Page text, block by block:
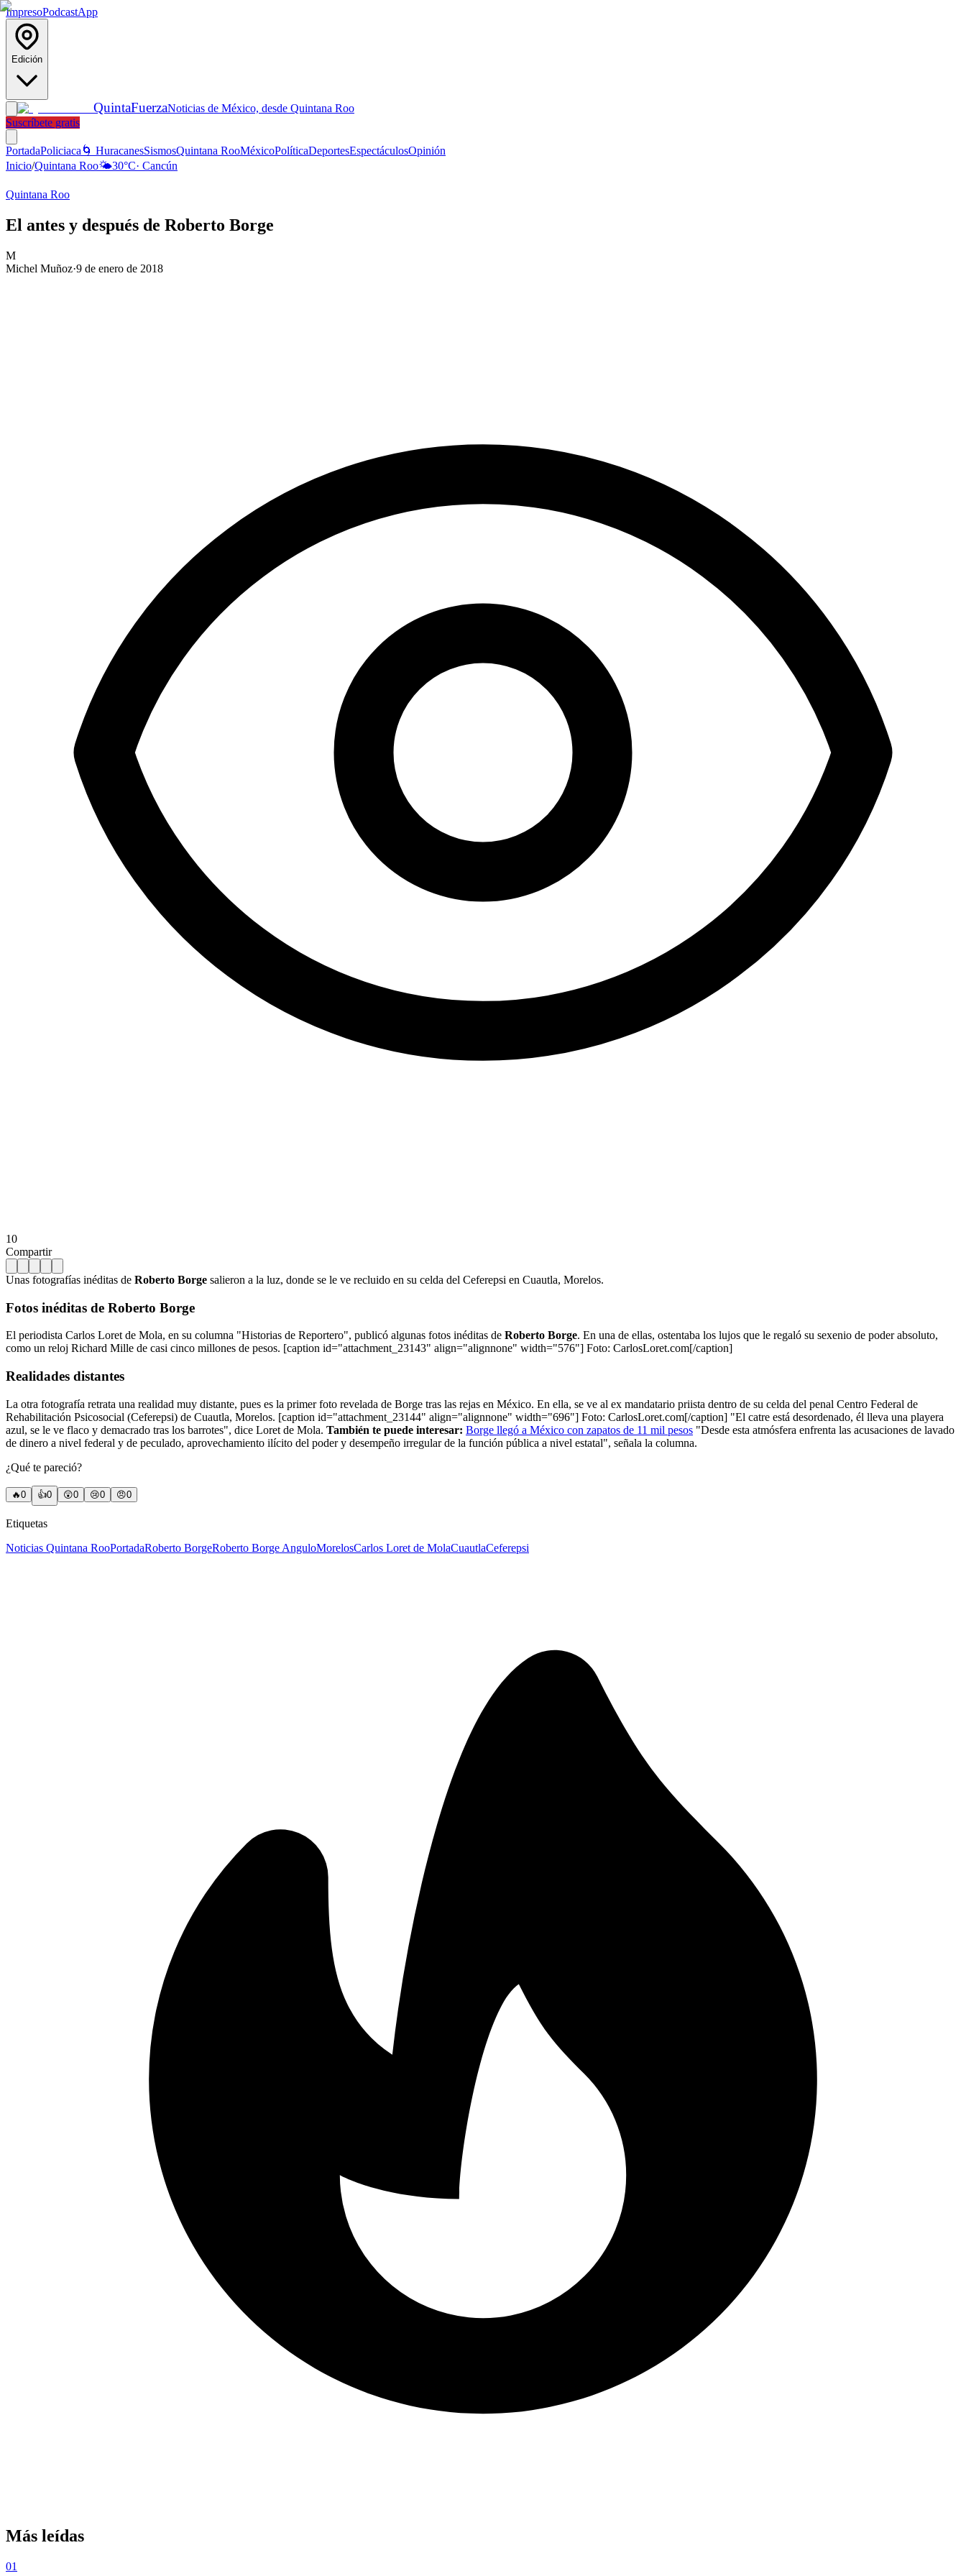
ImpresoPodcastApp
Edición
QuintaFuerzaNoticias de México, desde Quintana Roo
Suscríbete gratis
PortadaPoliciaca 🌀 HuracanesSismosQuintana RooMéxicoPolíticaDeportesEspectáculosOpinión
Inicio/Quintana Roo🌤️30°C· Cancún
Quintana Roo
El antes y después de Roberto Borge
M
Michel Muñoz·9 de enero de 2018
10
Compartir
Unas fotografías inéditas de Roberto Borge salieron a la luz, donde se le ve recluido en su celda del Ceferepsi en Cuautla, Morelos.
Fotos inéditas de Roberto Borge
El periodista Carlos Loret de Mola, en su columna "Historias de Reportero", publicó algunas fotos inéditas de Roberto Borge. En una de ellas, ostentaba los lujos que le regaló su sexenio de poder absoluto,
como un reloj Richard Mille de casi cinco millones de pesos. [caption id="attachment_23143" align="alignnone" width="576"] Foto: CarlosLoret.com[/caption]
Realidades distantes
La otra fotografía retrata una realidad muy distante, pues es la primer foto revelada de Borge tras las rejas en México. En ella, se ve al ex mandatario priista dentro de su celda del penal Centro Federal de
Rehabilitación Psicosocial (Ceferepsi) de Cuautla, Morelos. [caption id="attachment_23144" align="alignnone" width="696"] Foto: CarlosLoret.com[/caption] "El catre está desordenado, él lleva una playera
azul, se le ve flaco y demacrado tras los barrotes", dice Loret de Mola. También te puede interesar: Borge llegó a México con zapatos de 11 mil pesos "Desde esta atmósfera enfrenta las acusaciones de lavado
de dinero a nivel federal y de peculado, aprovechamiento ilícito del poder y desempeño irregular de la función pública a nivel estatal", señala la columna.
¿Qué te pareció?
🔥0 👍0 😲0 😢0 😠0
Etiquetas
Noticias Quintana RooPortadaRoberto BorgeRoberto Borge AnguloMorelosCarlos Loret de MolaCuautlaCeferepsi
Más leídas
01